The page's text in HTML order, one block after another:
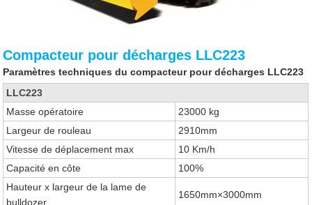
Compacteur pour décharges LLC223
Paramètres techniques du compacteur pour décharges LLC223
LLC223
Masse opératoire
23000 kg
Largeur de rouleau
2910mm
Vitesse de déplacement max
10 Km/h
Capacité en côte
100%
Hauteur x largeur de la lame de
bulldozer
1650mm×3000mm